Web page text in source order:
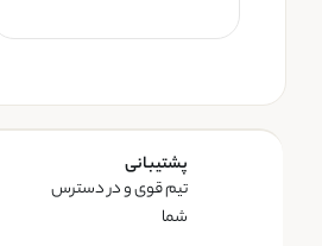
پشتیبانی
تیم قوی و در دسترس
شما